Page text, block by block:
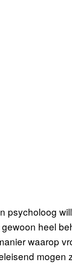
psycholoog
heel
waarop
mogen